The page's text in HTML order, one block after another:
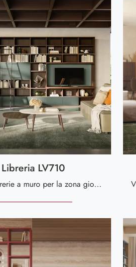
Libreria LV710
Se vuoi librerie a muro per la zona giorno, clicca e scopri le nostre soluzioni moderne: il modello Libreria LV710 Giessegi ti sta aspettando!